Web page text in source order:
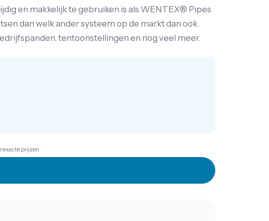
en makkelijk te gebruiken is als WENTEX® Pipes
dan welk ander systeem op de markt dan ook.
tentoonstellingen en nog veel meer.
prijzen.